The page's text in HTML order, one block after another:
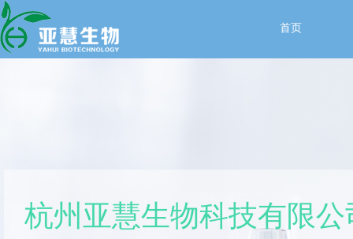
首页
杭州亚慧生物科技有限公